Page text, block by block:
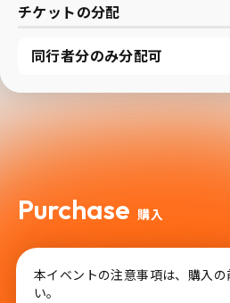
チケットの分配
同行者分のみ分配可
Purchase 購入
本イベントの注意事項は、購入
い。